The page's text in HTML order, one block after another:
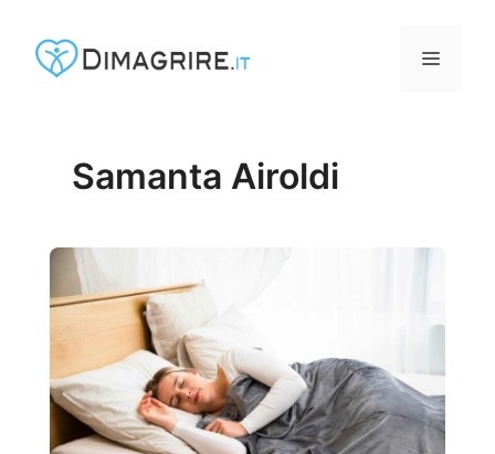
MENU
Samanta Airoldi